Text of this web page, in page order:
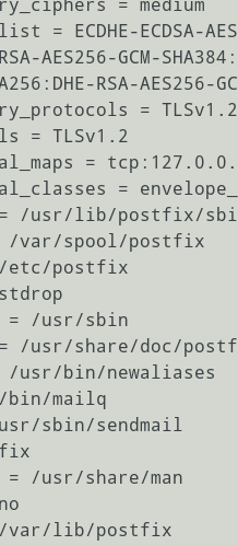
= medium
ECDHE-ECDSA-
AES256-GCM-
RSA-AES256-
= TLSv1.2
= TLSv1.2
=
=
= /usr/lib/postfix/
/var/spool/postfix
/etc/postfix
= /usr/sbin
/usr/share/doc/
/usr/bin/newaliases
bin/mailq
sbin/sendmail
= /usr/share/man
/var/lib/postfix